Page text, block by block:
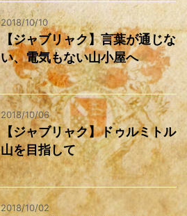
2018/10/10
【ジャブリャク】言葉が通じな
い、電気もない山小屋へ
2018/10/06
【ジャブリャク】ドゥルミトル
山を目指して
2018/10/02